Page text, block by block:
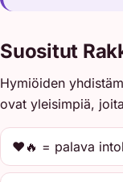
Suositut
Hymiöiden
ovat yleisimpiä,
❤️🔥 = palava